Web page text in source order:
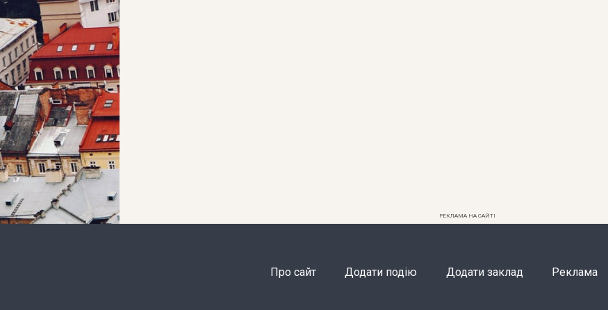
РЕКЛАМА НА САЙТІ
Про сайт Додати подію Додати заклад Реклама